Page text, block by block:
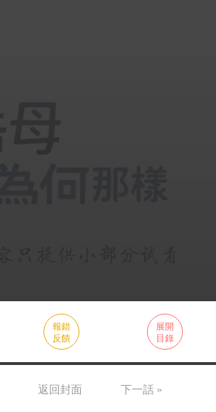
報錯
反饋
展開
目錄
返回封面 下一話 »